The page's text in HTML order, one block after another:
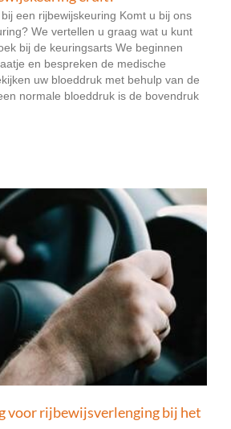
een rijbewijskeuring Komt u bij ons
We vertellen u graag wat u kunt
bij de keuringsarts We beginnen
en bespreken de medische
uw bloeddruk met behulp van de
normale bloeddruk is de bovendruk
voor rijbewijsverlenging bij het